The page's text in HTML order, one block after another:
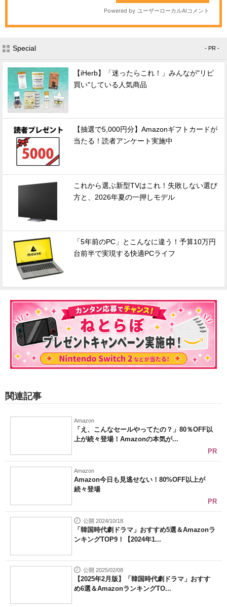
Special - PR -
【iHerb】「迷ったらこれ！」みんなが"リピ
買い"している人気商品
【抽選で5,000円分】Amazonギフトカードが
当たる！読者アンケート実施中
これから選ぶ新型TVはこれ！失敗しない選び
方と、2026年夏の一押しモデル
「5年前のPC」とこんなに違う！予算10万円
台前半で実現する快適PCライフ
関連記事
Amazon
「え、こんなセールやってたの？」80％OFF以
上が続々登場！Amazonの本気が...
PR
Amazon
Amazon今日も見逃せない！80%OFF以上が
続々登場
PR
公開 2024/10/18
「韓国時代劇ドラマ」おすすめ5選＆Amazonラ
ンキングTOP9！【2024年1...
公開 2025/02/08
【2025年2月版】「韓国時代劇ドラマ」おすす
め6選＆AmazonランキングTO...